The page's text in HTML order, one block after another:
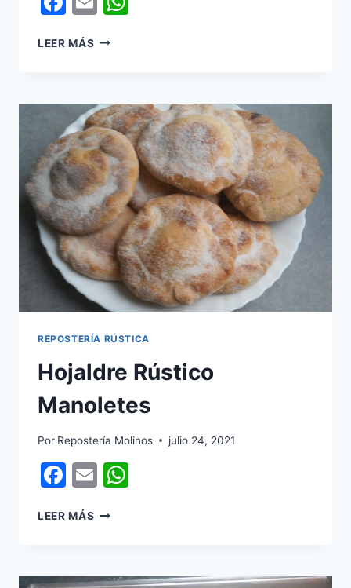
LEER MÁS SULTANAS
REPOSTERÍA RÚSTICA
Hojaldre Rústico
Manoletes
Por Repostería Molinos julio 24, 2021
Facebook
Email
LEER MÁS HOJALDRE